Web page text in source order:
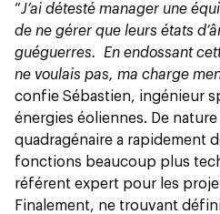
“J’ai détesté manager une
de ne gérer que leurs états
guéguerres. En endossant
ne voulais pas, ma charge
confie Sébastien, ingénieur
énergies éoliennes. De
quadragénaire a rapidement
fonctions beaucoup plus
référent expert pour les
Finalement, ne trouvant